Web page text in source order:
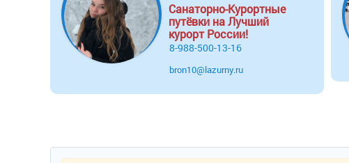
Санаторно-Курортные
путёвки на Лучший
курорт России!
8-988-500-13-16
bron10@lazurny.ru